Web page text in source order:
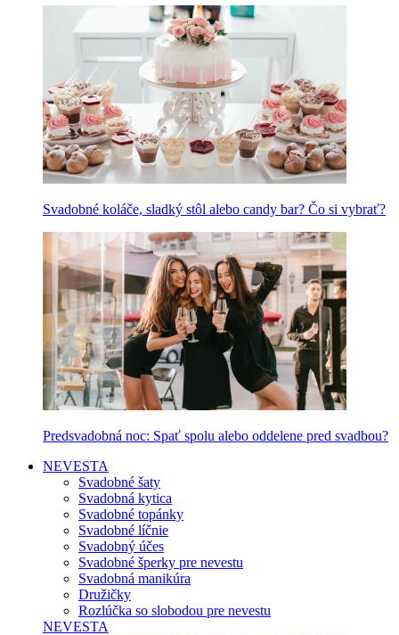
Svadobné koláče, sladký stôl alebo candy bar? Čo si vybrať?
Predsvadobná noc: Spať spolu alebo oddelene pred svadbou?
NEVESTA
Svadobné šaty
Svadobná kytica
Svadobné topánky
Svadobné líčnie
Svadobný účes
Svadobné šperky pre nevestu
Svadobná manikúra
Družičky
Rozlúčka so slobodou pre nevestu
NEVESTA